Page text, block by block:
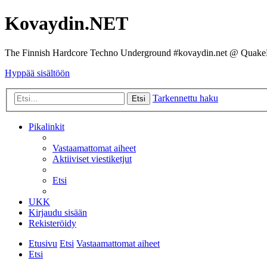
Kovaydin.NET
The Finnish Hardcore Techno Underground #kovaydin.net @
Hyppää sisältöön
Etsi Tarkennettu haku
Pikalinkit
Vastaamattomat aiheet
Aktiiviset viestiketjut
Etsi
UKK
Kirjaudu sisään
Rekisteröidy
Etusivu Etsi Vastaamattomat aiheet
Etsi